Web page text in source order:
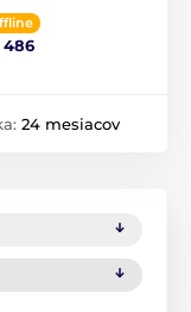
486
24 mesiacov